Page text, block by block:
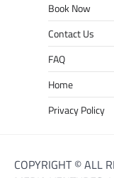
Book Now
Contact Us
FAQ
Home
Privacy Policy
COPYRIGHT © ALL